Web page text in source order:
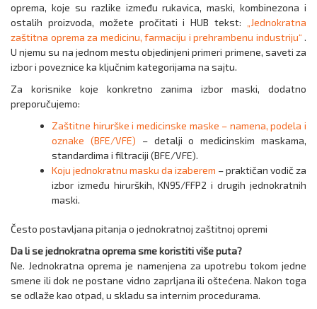
oprema, koje su razlike između rukavica, maski, kombinezona i
ostalih proizvoda, možete pročitati i HUB tekst: „Jednokratna
zaštitna oprema za medicinu, farmaciju i prehrambenu industriju“ .
U njemu su na jednom mestu objedinjeni primeri primene, saveti za
izbor i poveznice ka ključnim kategorijama na sajtu.
Za korisnike koje konkretno zanima izbor maski, dodatno
preporučujemo:
Zaštitne hirurške i medicinske maske – namena, podela i
oznake (BFE/VFE) – detalji o medicinskim maskama,
standardima i filtraciji (BFE/VFE).
Koju jednokratnu masku da izaberem – praktičan vodič za
izbor između hirurških, KN95/FFP2 i drugih jednokratnih
maski.
Često postavljana pitanja o jednokratnoj zaštitnoj opremi
Da li se jednokratna oprema sme koristiti više puta?
Ne. Jednokratna oprema je namenjena za upotrebu tokom jedne
smene ili dok ne postane vidno zaprljana ili oštećena. Nakon toga
se odlaže kao otpad, u skladu sa internim procedurama.